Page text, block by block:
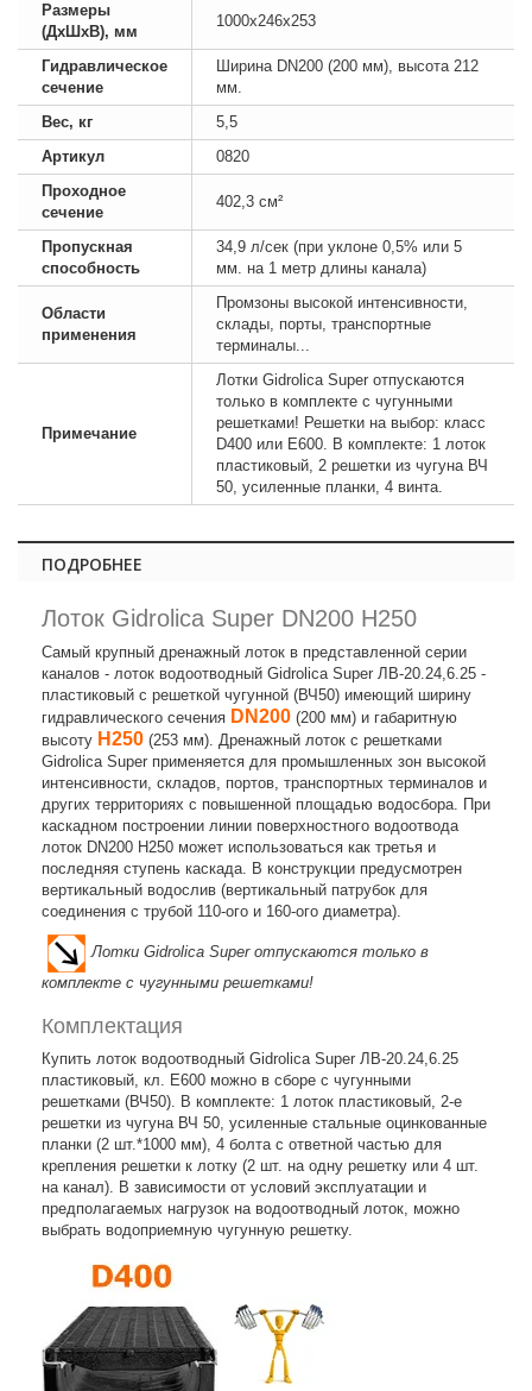
Размеры
(ДхШхВ), мм
1000х246х253
Гидравлическое
сечение
Ширина DN200 (200 мм), высота 212
мм.
Вес, кг
5,5
Артикул
0820
Проходное
сечение
402,3 см²
Пропускная
способность
34,9 л/сек (при уклоне 0,5% или 5
мм. на 1 метр длины канала)
Области
применения
Промзоны высокой интенсивности,
склады, порты, транспортные
терминалы...
Примечание
Лотки Gidrolica Super отпускаются
только в комплекте с чугунными
решетками! Решетки на выбор: класс
D400 или E600. В комплекте: 1 лоток
пластиковый, 2 решетки из чугуна ВЧ
50, усиленные планки, 4 винта.
ПОДРОБНЕЕ
Лоток Gidrolica Super DN200 H250
Самый крупный дренажный лоток в представленной серии
каналов - лоток водоотводный Gidrolica Super ЛВ-20.24,6.25 -
пластиковый с решеткой чугунной (ВЧ50) имеющий ширину
гидравлического сечения DN200 (200 мм) и габаритную
высоту H250 (253 мм). Дренажный лоток с решетками
Gidrolica Super применяется для промышленных зон высокой
интенсивности, складов, портов, транспортных терминалов и
других территориях с повышенной площадью водосбора. При
каскадном построении линии поверхностного водоотвода
лоток DN200 H250 может использоваться как третья и
последняя ступень каскада. В конструкции предусмотрен
вертикальный водослив (вертикальный патрубок для
соединения с трубой 110-ого и 160-ого диаметра).
Лотки Gidrolica Super отпускаются только в
комплекте с чугунными решетками!
Комплектация
Купить лоток водоотводный Gidrolica Super ЛВ-20.24,6.25
пластиковый, кл. E600 можно в сборе с чугунными
решетками (ВЧ50). В комплекте: 1 лоток пластиковый, 2-е
решетки из чугуна ВЧ 50, усиленные стальные оцинкованные
планки (2 шт.*1000 мм), 4 болта с ответной частью для
крепления решетки к лотку (2 шт. на одну решетку или 4 шт.
на канал). В зависимости от условий эксплуатации и
предполагаемых нагрузок на водоотводный лоток, можно
выбрать водоприемную чугунную решетку.